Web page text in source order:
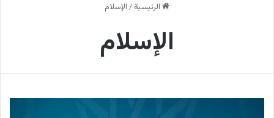
الرئيسية / الإسلام
الإسلام